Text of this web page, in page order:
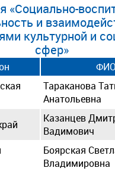
«Социально-
и
культурной и
сфер»
ФИО
Тараканова
Анатольевна
Казанцев
Вадимович
Боярская
Владимировна